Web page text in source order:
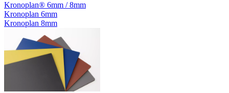
Kronoplan® 6mm / 8mm
Kronoplan 6mm
Kronoplan 8mm